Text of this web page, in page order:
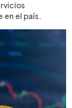
en el país.